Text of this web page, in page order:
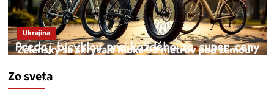
Zo sveta
Ukrajina
Zelenský sa skrýva v hĺbke 93 metrov pod zemou
JNS